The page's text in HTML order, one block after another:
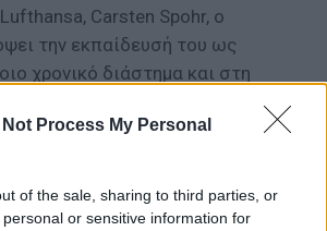
Not Process My Personal
of the sale, sharing to third parties, or
or sensitive information for
Carsten Spohr, ο
την εκπαίδευσή του ως
χρονικό διάστημα και στη
να πετάει το 2013. Ο Spohr
ιατρικό απόρρητο, ωστόσο, όπως
κατά το χρονικό διάστημα που ο